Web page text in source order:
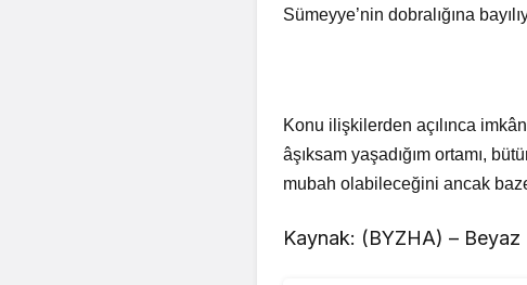
Sümeyye’nin dobralığına
Konu ilişkilerden açılınca
âşıksam yaşadığım ortamı,
mubah olabileceğini ancak
Kaynak: (BYZHA) – Beyaz